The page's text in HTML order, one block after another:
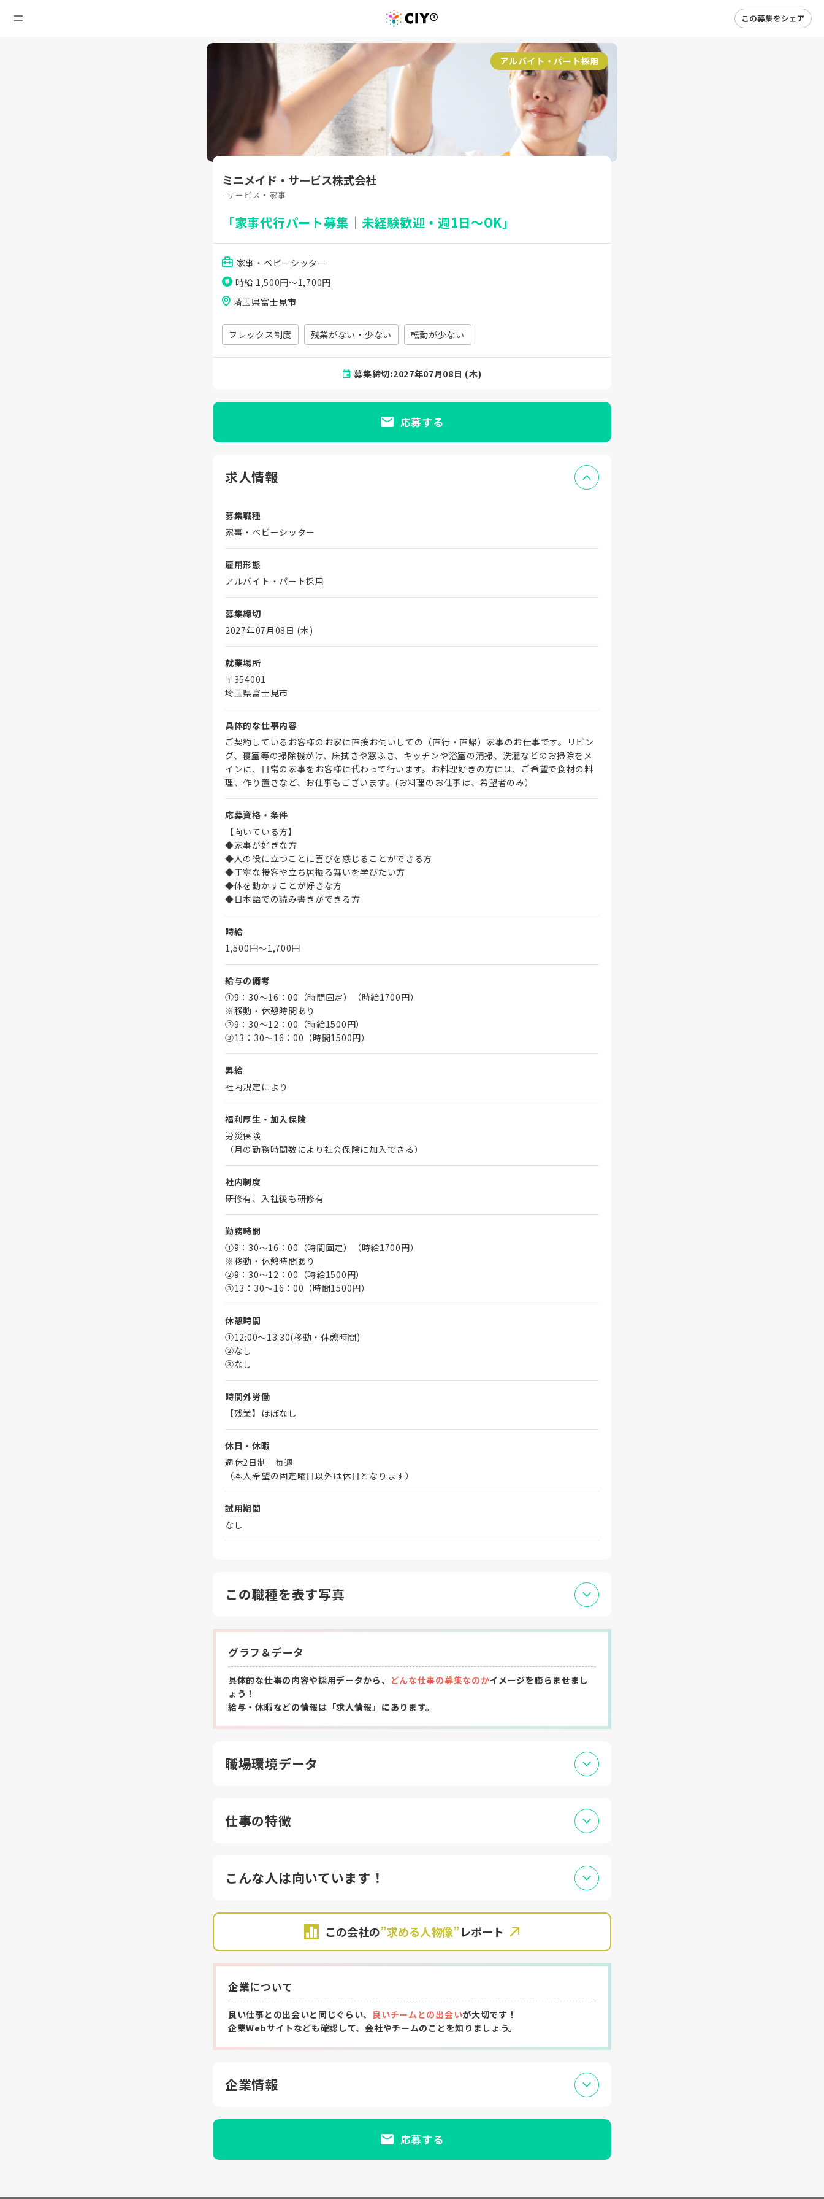
この募集をシェア
アルバイト・パート採用
ミニメイド・サービス株式会社
- サービス・家事
「家事代行パート募集｜未経験歓迎・週1日～OK」
家事・ベビーシッター
時給 1,500円〜1,700円
埼玉県富士見市
フレックス制度 残業がない・少ない 転勤が少ない
募集締切:2027年07月08日 (木)
応募する
求人情報
募集職種
家事・ベビーシッター
雇用形態
アルバイト・パート採用
募集締切
2027年07月08日 (木)
就業場所
〒354001
埼玉県富士見市
具体的な仕事内容
ご契約しているお客様のお家に直接お伺いしての（直行・直帰）家事のお仕事です。リビン
グ、寝室等の掃除機がけ、床拭きや窓ふき、キッチンや浴室の清掃、洗濯などのお掃除をメ
インに、日常の家事をお客様に代わって行います。お料理好きの方には、ご希望で食材の料
理、作り置きなど、お仕事もございます。(お料理のお仕事は、希望者のみ）
応募資格・条件
【向いている方】
◆家事が好きな方
◆人の役に立つことに喜びを感じることができる方
◆丁寧な接客や立ち居振る舞いを学びたい方
◆体を動かすことが好きな方
◆日本語での読み書きができる方
時給
1,500円〜1,700円
給与の備考
①9：30～16：00（時間固定）（時給1700円）
※移動・休憩時間あり
➁9：30～12：00（時給1500円）
③13：30～16：00（時間1500円）
昇給
社内規定により
福利厚生・加入保険
労災保険
（月の勤務時間数により社会保険に加入できる）
社内制度
研修有、入社後も研修有
勤務時間
①9：30～16：00（時間固定）（時給1700円）
※移動・休憩時間あり
➁9：30～12：00（時給1500円）
③13：30～16：00（時間1500円）
休憩時間
①12:00～13:30(移動・休憩時間)
➁なし
③なし
時間外労働
【残業】ほぼなし
休日・休暇
週休2日制 毎週
（本人希望の固定曜日以外は休日となります）
試用期間
なし
この職種を表す写真
グラフ＆データ
具体的な仕事の内容や採用データから、 どんな仕事の募集なのかイメージを膨らませまし
ょう！
給与・休暇などの情報は「求人情報」にあります。
職場環境データ
仕事の特徴
こんな人は向いています！
この会社の”求める人物像”レポート
企業について
良い仕事との出会いと同じぐらい、 良いチームとの出会いが大切です！
企業Webサイトなども確認して、会社やチームのことを知りましょう。
企業情報
応募する